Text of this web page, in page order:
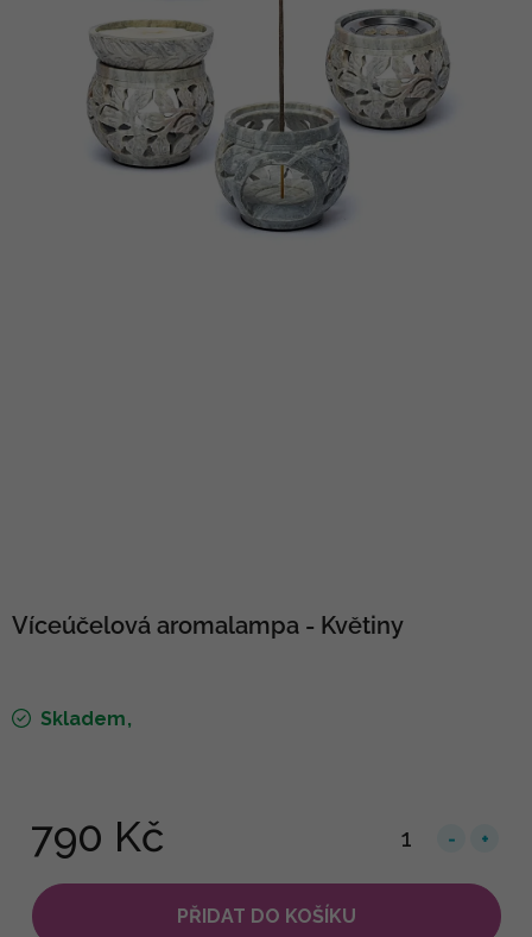
Víceúčelová aromalampa - Květiny
Skladem
790 Kč
PŘIDAT DO KOŠÍKU